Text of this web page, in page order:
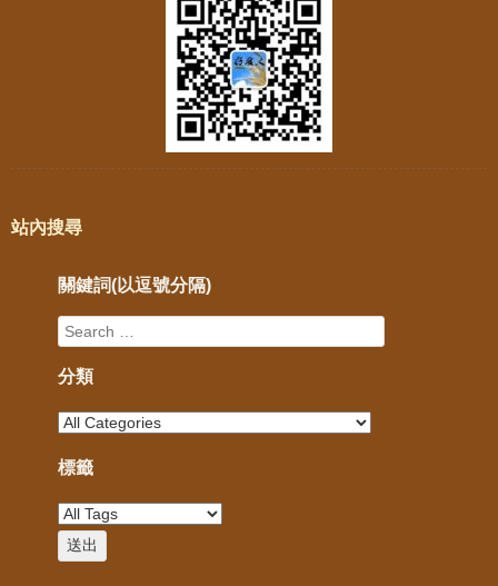
站內搜尋
關鍵詞(以逗號分隔)
分類
標籤